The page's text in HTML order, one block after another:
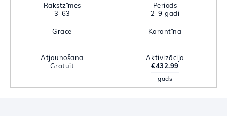
Rakstzīmes
3-63
Periods
2-9 gadi
Grace
-
Karantīna
-
Atjaunošana
Gratuit
Aktivizācija
€432.99
gads